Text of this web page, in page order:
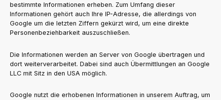
bestimmte Informationen erheben. Zum Umfang dieser
Informationen gehört auch Ihre IP-Adresse, die allerdings von
Google um die letzten Ziffern gekürzt wird, um eine direkte
Personenbeziehbarkeit auszuschließen.
Die Informationen werden an Server von Google übertragen und
dort weiterverarbeitet. Dabei sind auch Übermittlungen an Google
LLC mit Sitz in den USA möglich.
Google nutzt die erhobenen Informationen in unserem Auftrag, um